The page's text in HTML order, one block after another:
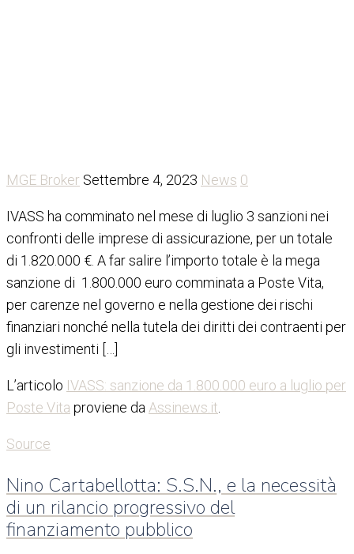
MGE Broker Settembre 4, 2023 News 0
IVASS ha comminato nel mese di luglio 3 sanzioni nei
confronti delle imprese di assicurazione, per un totale
di 1.820.000 €. A far salire l’importo totale è la mega
sanzione di 1.800.000 euro comminata a Poste Vita,
per carenze nel governo e nella gestione dei rischi
finanziari nonché nella tutela dei diritti dei contraenti per
gli investimenti […]
L’articolo IVASS: sanzione da 1.800.000 euro a luglio per
Poste Vita proviene da Assinews.it
Source
Nino Cartabellotta: S.S.N., e la necessità
di un rilancio progressivo del
finanziamento pubblico